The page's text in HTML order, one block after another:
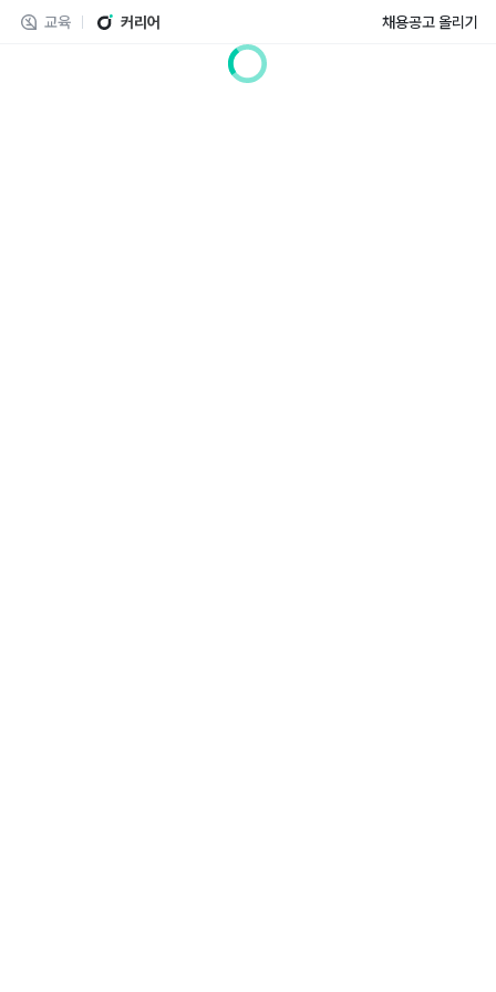
교육 커리어 채용공고 올리기